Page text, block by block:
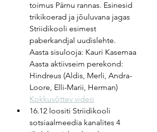
toimus Pärnu rannas. Esinesid
trikikoerad ja jõuluvana jagas
Striidikooli esimest
paberkandjal uudislehte.
Aasta sisulooja: Kauri Kasemaa
Aasta aktiivseim perekond:
Hindreus (Aldis, Merli, Andra-
Loore, Elli-Marii, Herman)
Kokkuvõttev video
16.12 loositi Striidikooli
sotsiaalmeedia kanalites 4